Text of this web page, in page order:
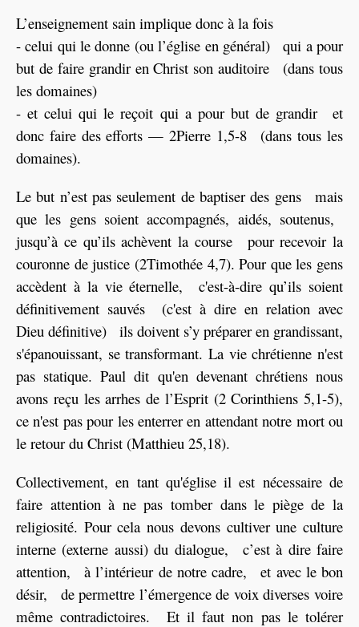
L’enseignement sain implique donc à la fois
- celui qui le donne (ou l’église en général) qui a pour
but de faire grandir en Christ son auditoire (dans tous
les domaines)
- et celui qui le reçoit qui a pour but de grandir et
donc faire des efforts — 2Pierre 1,5-8 (dans tous les
domaines).
Le but n’est pas seulement de baptiser des gens mais
que les gens soient accompagnés, aidés, soutenus,
jusqu’à ce qu’ils achèvent la course pour recevoir la
couronne de justice (2Timothée 4,7). Pour que les gens
accèdent à la vie éternelle, c'est-à-dire qu’ils soient
définitivement sauvés (c'est à dire en relation avec
Dieu définitive) ils doivent s’y préparer en grandissant,
s'épanouissant, se transformant. La vie chrétienne n'est
pas statique. Paul dit qu'en devenant chrétiens nous
avons reçu les arrhes de l’Esprit (2 Corinthiens 5,1-5),
ce n'est pas pour les enterrer en attendant notre mort ou
le retour du Christ (Matthieu 25,18).
Collectivement, en tant qu'église il est nécessaire de
faire attention à ne pas tomber dans le piège de la
religiosité. Pour cela nous devons cultiver une culture
interne (externe aussi) du dialogue, c’est à dire faire
attention, à l’intérieur de notre cadre, et avec le bon
désir, de permettre l’émergence de voix diverses voire
même contradictoires. Et il faut non pas le tolérer